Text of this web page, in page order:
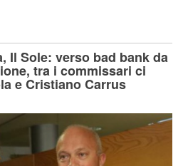
Il Sole: verso bad bank da
tra i commissari ci
e Cristiano Carrus